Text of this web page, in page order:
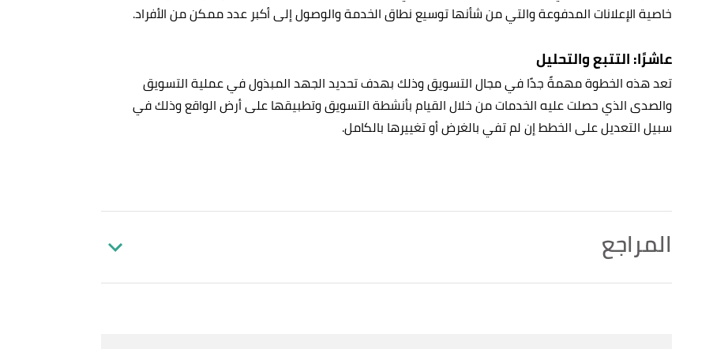
خاصية الإعلانات المدفوعة والتي من شأنها توسيع نطاق الخدمة والوصول إلى أكبر عدد ممكن من الأفراد.
عاشرًا: التتبع والتحليل
تعد هذه الخطوة مهمةً جدًا في مجال التسويق وذلك بهدف تحديد الجهد المبذول في عملية التسويق
والصدى الذي حصلت عليه الخدمات من خلال القيام بأنشطة التسويق وتطبيقها على أرض الواقع وذلك في
سبيل التعديل على الخطط إن لم تفي بالغرض أو تغييرها بالكامل.
المراجع